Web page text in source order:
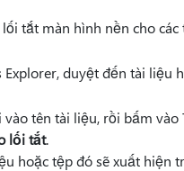
tắt màn hình nền cho
Explorer, duyệt đến tài liệu
vào tên tài liệu, rồi bấm vào
lối tắt.
hoặc tệp đó sẽ xuất hiện